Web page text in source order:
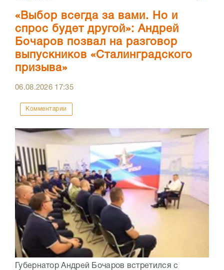
«Выбор всегда за вами. Но и
спрос будет другой»: Андрей
Бочаров позвал на разговор
выпускников «Сталинградского
призыва»
06.08.2026 17:35
Комментарии
Губернатор Андрей Бочаров встретился с